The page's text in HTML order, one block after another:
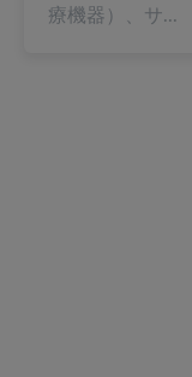
療機器）、サ...